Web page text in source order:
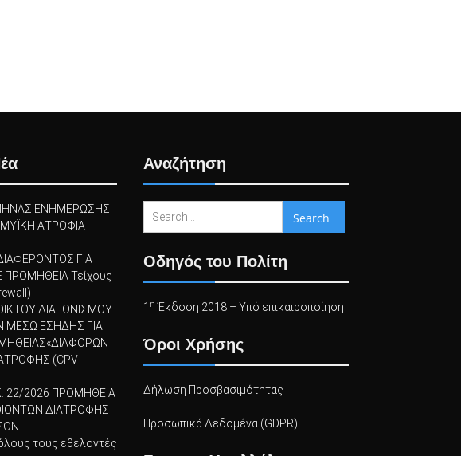
ΕΝΗΜΕΡΩΣΗΣ
ΜΥΪΚΗ ΑΤΡΟΦΙΑ
ΓΙΑ
Τείχους
ΔΙΑΓΩΝΙΣΜΟΥ
ΜΕΣΩ ΕΣΗΔΗΣ ΓΙΑ
(CPV
22/2026 ΠΡΟΜΗΘΕΙΑ
ΔΙΑΤΡΟΦΗΣ
τους εθελοντές
Αναζήτηση
for:
Οδηγός του Πολίτη
1 η Έκδοση 2018 – Υπό επικαιροποίηση
Όροι Χρήσης
Δήλωση Προσβασιμότητας
Προσωπικά Δεδομένα (GDPR)